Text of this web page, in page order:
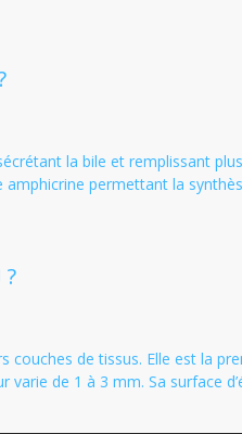
la bile et remplissant
permettant la
?
de tissus. Elle est la
varie de 1 à 3 mm. Sa surface